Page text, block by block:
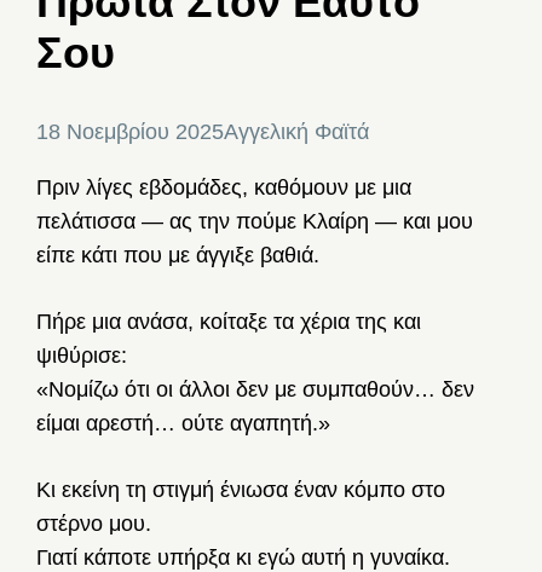
Σου
18 Νοεμβρίου 2025Αγγελική Φαϊτά
Πριν λίγες εβδομάδες, καθόμουν με μια
πελάτισσα — ας την πούμε Κλαίρη — και μου
είπε κάτι που με άγγιξε βαθιά.
Πήρε μια ανάσα, κοίταξε τα χέρια της και
ψιθύρισε:
«Νομίζω ότι οι άλλοι δεν με συμπαθούν… δεν
είμαι αρεστή… ούτε αγαπητή.»
Κι εκείνη τη στιγμή ένιωσα έναν κόμπο στο
στέρνο μου.
Γιατί κάποτε υπήρξα κι εγώ αυτή η γυναίκα.